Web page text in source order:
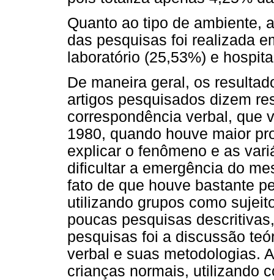
Quanto ao tipo de ambiente,
das pesquisas foi realizada
laboratório (25,53%) e
De maneira geral, os
artigos pesquisados dizem
correspondência verbal, que
1980, quando houve maior
explicar o fenômeno e as
dificultar a emergência do
fato de que houve bastante
utilizando grupos como
poucas pesquisas
pesquisas foi a discussão
verbal e suas metodologias.
crianças normais, utilizando